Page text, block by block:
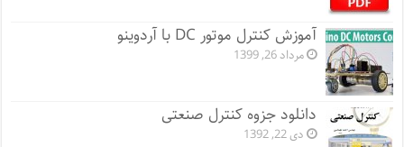
آموزش کنترل موتور DC با آردوینو
مرداد 26, 1399
دانلود جزوه کنترل صنعتی
دی 22, 1392